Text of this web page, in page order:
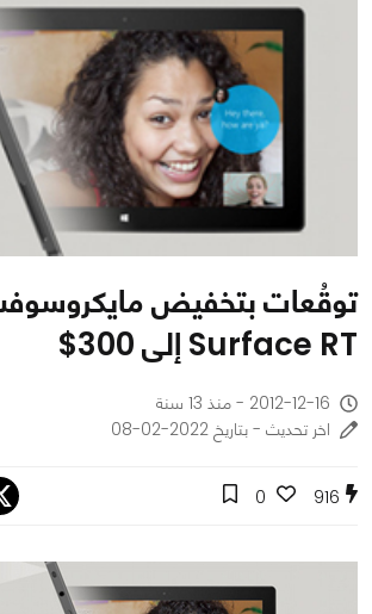
توقُعات بتخفيض
Surface RT إلى 300$
2012-12-16 - منذ 13 سنة
اخر تحديث - بتاريخ 2022-02-08
916
0